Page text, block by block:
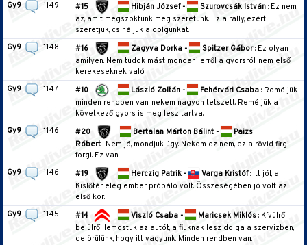
Gy9
11:49 #15 Hibján József - Szurovcsák István: Ez nem
az, amit megszoktunk meg szeretünk. Ez a rally, ezért
szeretjük, csináljuk a dolgunkat.
Gy9
11:48 #16 Zagyva Dorka - Spitzer Gábor: Ez olyan
amilyen. Nem tudok mást mondani erről a gyorsról, nem első
kerekeseknek való.
Gy9
11:47 #10 László Zoltán - Fehérvári Csaba: Reméljük
minden rendben van, nekem nagyon tetszett. Reméljük a
következő gyors is meg lesz tartva.
Gy9
11:46 #20 Bertalan Márton Bálint -
Paizs
Róbert: Nem jó, mondjuk úgy. Nekem ez nem, ez a rövid firgi-
forgi. Ez van.
Gy9
11:46 #19 Herczig Patrik - Varga Kristóf: Itt jól, a
Kislőtér elég ember próbáló volt. Összeségében jó volt az
első kör.
Gy9
11:45 #14 Viszló Csaba - Maricsek Miklós: Kívülről
belülről lemostuk az autót, a fiuknak lesz dolga a szervizben,
de örülünk, hogy itt vagyunk. Minden rendben van.